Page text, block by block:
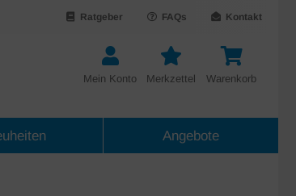
Kontakt
FAQs
Ratgeber
Warenkorb
Merkzettel
Mein Konto
Angebote